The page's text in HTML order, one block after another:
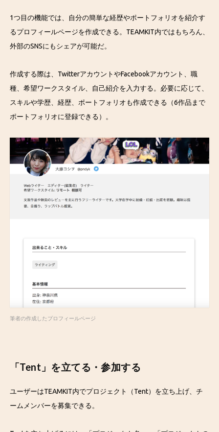
1つ目の機能では、自分の簡単な経歴やポートフォリオを紹介す
るプロフィールページを作成できる。TEAMKIT内ではもちろん、
外部のSNSにもシェアが可能だ。
作成する際は、TwitterアカウントやFacebookアカウント、職
種、希望ワークスタイル、自己紹介を入力する。必要に応じて、
スキルや学歴、経歴、ポートフォリオも作成できる（6作品まで
ポートフォリオに登録できる）。
筆者の作成したプロフィールページ
「Tent」を立てる・参加する
ユーザーはTEAMKIT内でプロジェクト（Tent）を立ち上げ、チ
ームメンバーを募集できる。